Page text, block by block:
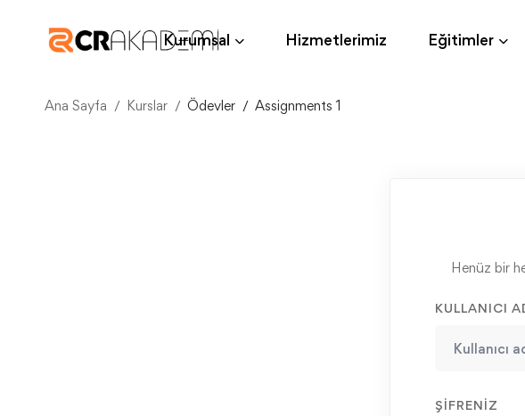
Kurumsal Hizmetlerimiz Eğitimler
Ana Sayfa Kurslar Ödevler Assignments 1
Henüz bir
KULLANICI
ŞIFRENIZ